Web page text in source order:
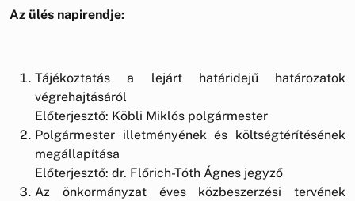
Az ülés napirendje:
Tájékoztatás a lejárt határidejű határozatok
végrehajtásáról
Előterjesztő: Köbli Miklós polgármester
Polgármester illetményének és költségtérítésének
megállapítása
Előterjesztő: dr. Flőrich-Tóth Ágnes jegyző
Az önkormányzat éves közbeszerzési tervének